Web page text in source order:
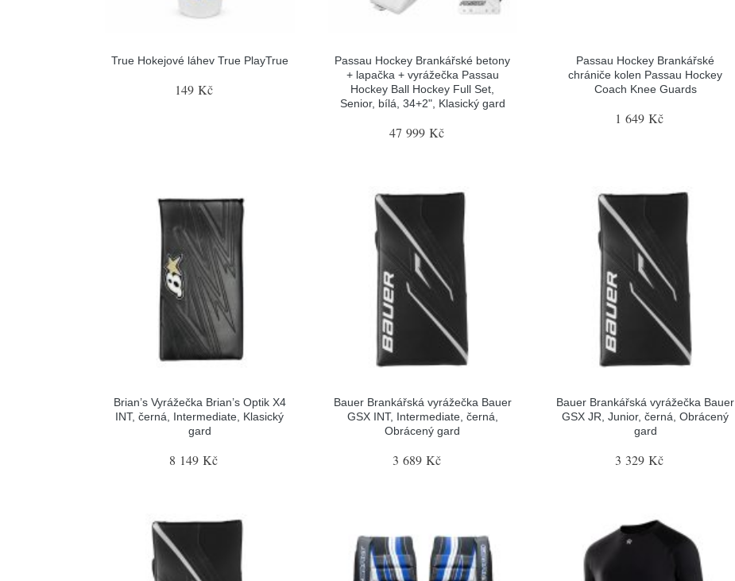
True Hokejové láhev True PlayTrue
149 Kč
Passau Hockey Brankářské betony
+ lapačka + vyrážečka Passau
Hockey Ball Hockey Full Set,
Senior, bílá, 34+2", Klasický gard
47 999 Kč
Passau Hockey Brankářské
chrániče kolen Passau Hockey
Coach Knee Guards
1 649 Kč
Brian’s Vyrážečka Brian’s Optik X4
INT, černá, Intermediate, Klasický
gard
8 149 Kč
Bauer Brankářská vyrážečka Bauer
GSX INT, Intermediate, černá,
Obrácený gard
3 689 Kč
Bauer Brankářská vyrážečka Bauer
GSX JR, Junior, černá, Obrácený
gard
3 329 Kč